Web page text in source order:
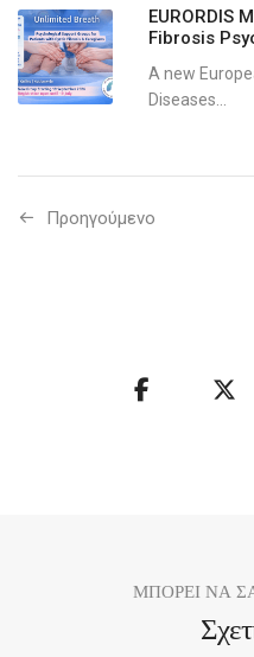
EURORDIS
Fibrosis
A new
Diseases...
Προηγούμενo
ΜΠΟΡΕΙ ΝΑ